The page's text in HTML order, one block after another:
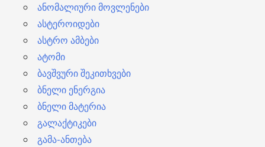
ანომალიური მოვლენები
ასტეროიდები
ასტრო ამბები
ატომი
ბავშვური შეკითხვები
ბნელი ენერგია
ბნელი მატერია
გალაქტიკები
გამა-ანთება